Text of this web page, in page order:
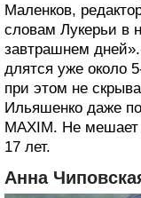
Маленков,
словам Лукерьи в
завтрашнем
длятся уже около
при этом не
Ильяшенко даже
MAXIM. Не мешает
17 лет.
Анна